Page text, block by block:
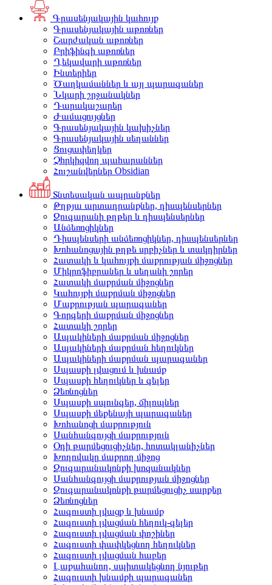
Գրասենյակային կահույք
Գրասենյակային աթոռներ
Շարժական աթոռներ
Բրիֆինգի աթոռներ
Ղեկավարի աթոռներ
Ինտերիեր
Ծաղկամաններ և այլ պարագաներ
Նկարի շրջանակներ
Դարակաշարեր
Ժամացույցներ
Գրասենյակային կախիչներ
Գրասենյակային սեղաններ
Ցուցափեղկեր
Չհրկիզվող պահարաններ
Հուշանվերներ Obsidian
Տնտեսական ապրանքներ
Թղթյա արտադրանքներ, դիսպենսերներ
Զուգարանի թղթեր և դիսպենսերներ
Անձեռոցիկներ
Դիսպենսերի անձեռոցիկներ, դիսպենսերներ
Խոհանոցային թղթե սրբիչներ և տակդիրներ
Հատակի և կահույքի մաքրության միջոցներ
Միկրոֆիբրաներ և սեղանի շորեր
Հատակի մաքրման միջոցներ
Կահույքի մաքրման միջոցներ
Մաքրության պարագաներ
Գորգերի մաքրման միջոցներ
Հատակի շորեր
Ապակիների մաքրման միջոցներ
Ապակիների մաքրման հեղուկներ
Ապակիների մաքրման պարագաներ
Սպասքի լվացում և խնամք
Սպասքի հեղուկներ և գելեր
Ձեռնոցներ
Սպասքի սպունգեր, ճիլոպներ
Սպասքի մեքենայի պարագաներ
Խոհանոցի մաքրություն
Սանհանգույցի մաքրություն
Օդի թարմեցուցիչներ, հոտակլանիչներ
Խողովակը մաքրող միջոց
Զուգարանակոնքի խոզանակներ
Սանհանգույցի մաքրության միջոցներ
Զուգարանակոնքի թարմեցուցիչ սարքեր
Ձեռնոցներ
Հագուստի լվացք և խնամք
Հագուստի լվացման հեղուկ-գելեր
Հագուստի լվացման փոշիներ
Հագուստի փափկեցնող հեղուկներ
Հագուստի լվացման հաբեր
Լաքահանող, սպիտակեցնող նյութեր
Հագուստի խնամքի պարագաներ